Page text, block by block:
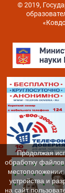
© 2019,
Продолжая
обработку
устройства и
на сайт